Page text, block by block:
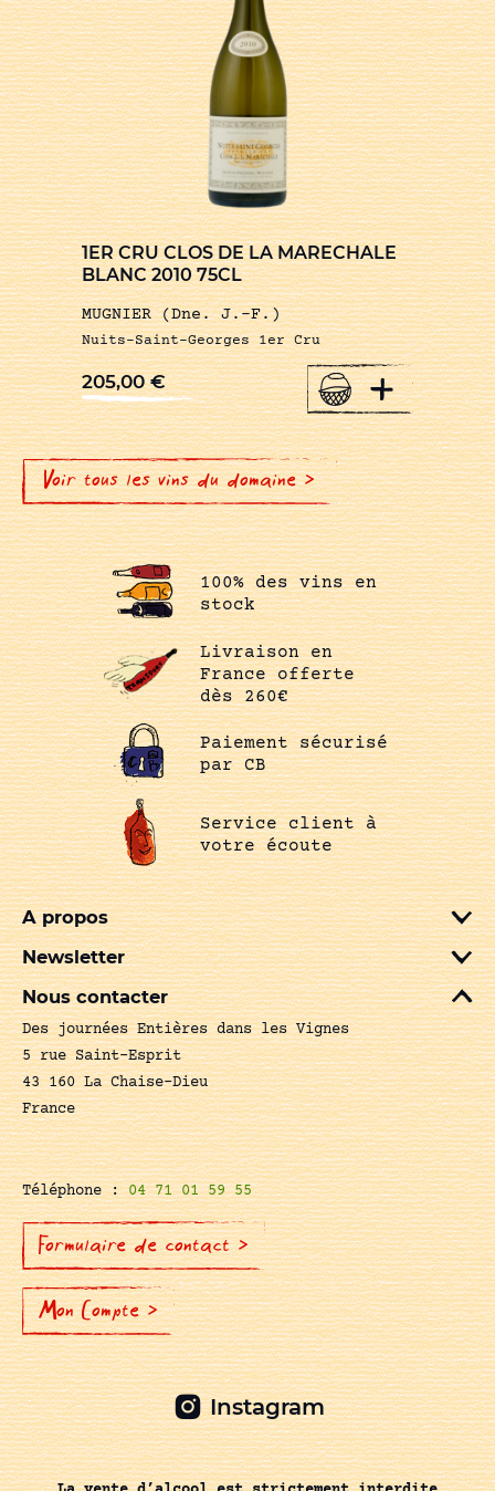
1ER CRU CLOS DE LA MARECHALE
BLANC 2010 75CL
MUGNIER (Dne. J.-F.)
Nuits-Saint-Georges 1er Cru
205,00€ +
Voir tous les vins du domaine >
100% des vins en
stock
Livraison en
France offerte
dès 260€
Paiement sécurisé
par CB
Service client à
votre écoute
A propos
Newsletter
Nous contacter
Des journées Entières dans les Vignes
5 rue Saint-Esprit
43 160 La Chaise-Dieu
France
Téléphone :04 71 01 59 55
Formulaire de contact >
Mon Compte >
Instagram